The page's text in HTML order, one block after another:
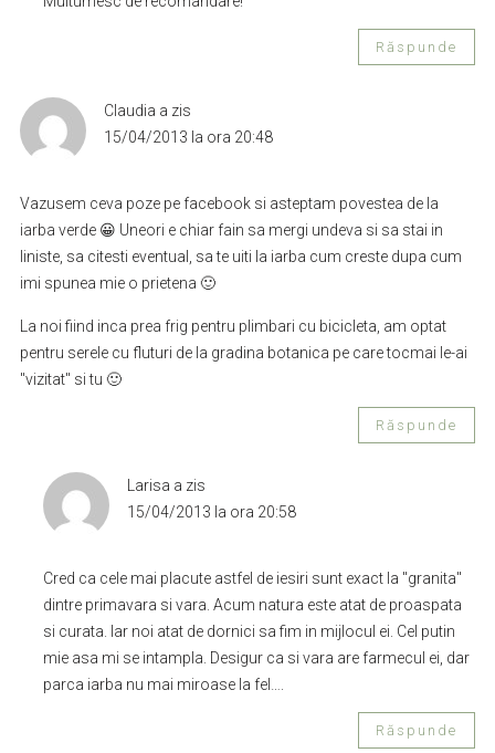
Răspunde
Claudia a zis
15/04/2013 la ora 20:48
Vazusem ceva poze pe facebook si asteptam povestea de la
iarba verde 😀 Uneori e chiar fain sa mergi undeva si sa stai in
liniste, sa citesti eventual, sa te uiti la iarba cum creste dupa cum
imi spunea mie o prietena 🙂
La noi fiind inca prea frig pentru plimbari cu bicicleta, am optat
pentru serele cu fluturi de la gradina botanica pe care tocmai le-ai
"vizitat" si tu 🙂
Răspunde
Larisa a zis
15/04/2013 la ora 20:58
Cred ca cele mai placute astfel de iesiri sunt exact la "granita"
dintre primavara si vara. Acum natura este atat de proaspata
si curata. Iar noi atat de dornici sa fim in mijlocul ei. Cel putin
mie asa mi se intampla. Desigur ca si vara are farmecul ei, dar
parca iarba nu mai miroase la fel….
Răspunde